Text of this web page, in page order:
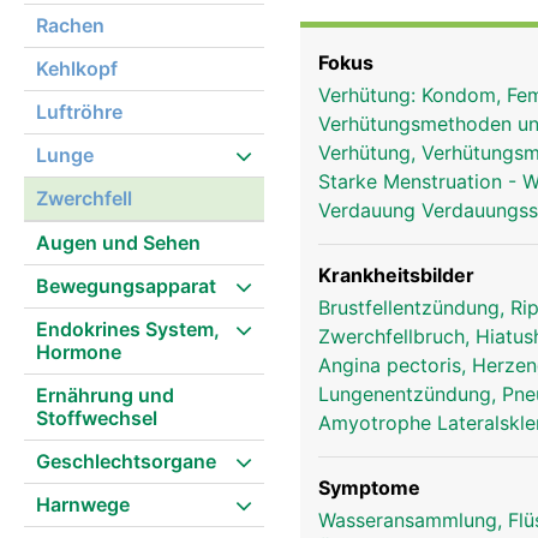
Rachen
Kehlkopf
Luftröhre
Lunge
Zwerchfell
Augen und Sehen
Bewegungsapparat
Endokrines System,
Hormone
Ernährung und
Stoffwechsel
Geschlechtsorgane
Harnwege
bezeichnet und
Brustkorb hebt und
zu allen Seiten
Ruhe überwiegt jedoch
Fokus
Verhütung: Kondom,
Verhütungsmethoden
Verhütung,
Starke Menstruation -
Verdauung
Krankheitsbilder
Brustfellentzündung,
Zwerchfellbruch,
Angina pectoris,
Lungenentzündung,
Amyotrophe
Symptome
Wasseransammlung,